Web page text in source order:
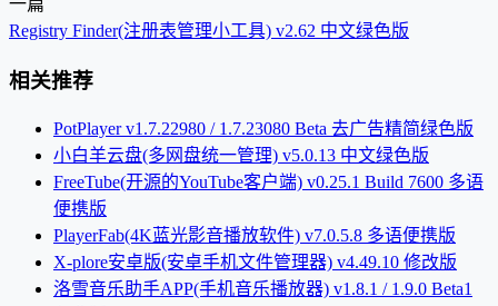
Registry Finder(注册表管理小工具) v2.62 中文绿色版
相关推荐
PotPlayer v1.7.22980 / 1.7.23080 Beta 去广告精简绿色版
小白羊云盘(多网盘统一管理) v5.0.13 中文绿色版
FreeTube(开源的YouTube客户端) v0.25.1 Build 7600 多语
便携版
PlayerFab(4K蓝光影音播放软件) v7.0.5.8 多语便携版
X-plore安卓版(安卓手机文件管理器) v4.49.10 修改版
洛雪音乐助手APP(手机音乐播放器) v1.8.1 / 1.9.0 Beta1